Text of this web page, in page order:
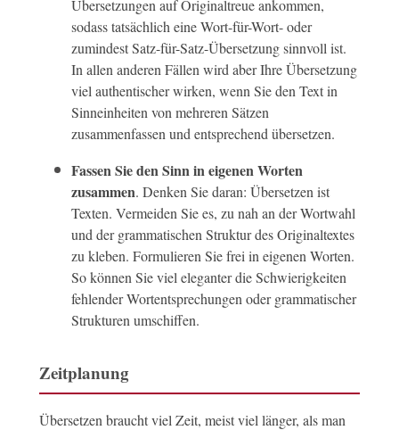
Übersetzungen auf Originaltreue ankommen,
sodass tatsächlich eine Wort-für-Wort- oder
zumindest Satz-für-Satz-Übersetzung sinnvoll ist.
In allen anderen Fällen wird aber Ihre Übersetzung
viel authentischer wirken, wenn Sie den Text in
Sinneinheiten von mehreren Sätzen
zusammenfassen und entsprechend übersetzen.
Fassen Sie den Sinn in eigenen Worten
zusammen. Denken Sie daran: Übersetzen ist
Texten. Vermeiden Sie es, zu nah an der Wortwahl
und der grammatischen Struktur des Originaltextes
zu kleben. Formulieren Sie frei in eigenen Worten.
So können Sie viel eleganter die Schwierigkeiten
fehlender Wortentsprechungen oder grammatischer
Strukturen umschiffen.
Zeitplanung
Übersetzen braucht viel Zeit, meist viel länger, als man